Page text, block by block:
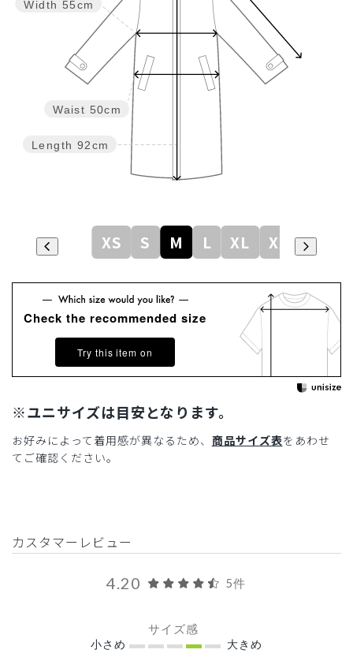
Length 92cm
Waist 50cm
Width 55cm
XS S M L XL XXL
Check the recommended size
Try this item on
※ユニサイズは目安となります。
お好みによって着用感が異なるため、 商品サイズ表をあわせ
てご確認ください。
カスタマーレビュー
4.20 5件
サイズ感
小さめ 大きめ